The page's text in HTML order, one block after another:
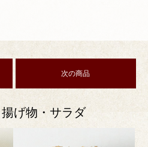
次の商品
げ物・サラダ